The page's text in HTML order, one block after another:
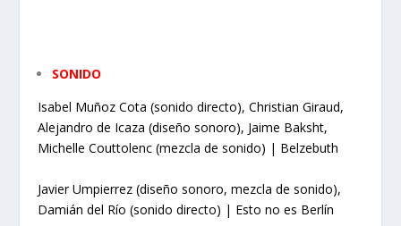
SONIDO
Isabel Muñoz Cota (sonido directo), Christian Giraud,
Alejandro de Icaza (diseñosonoro), Jaime Baksht,
Michelle Couttolenc (mezcla de sonido) | Belzebuth
Javier Umpierrez (diseño sonoro, mezcla de sonido),
Damián del Río (sonidodirecto) | Esto no es Berlín